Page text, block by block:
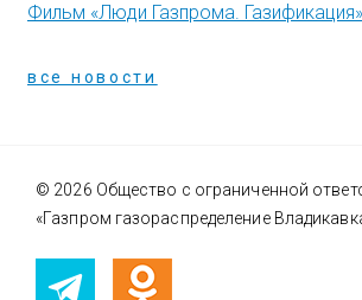
Фильм «Люди Газпрома. Газификация»
все новости
© 2026 Общество с ограниченной
«Газпром газораспределение